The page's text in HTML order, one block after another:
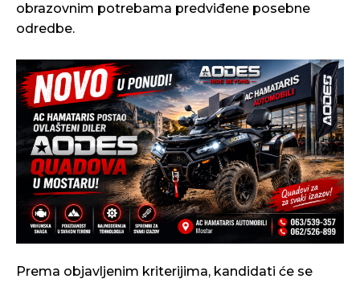
obrazovnim potrebama predviđene posebne
odredbe.
Prema objavljenim kriterijima, kandidati će se